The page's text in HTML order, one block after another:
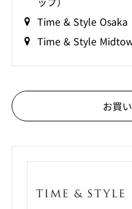
Time & Style Osaka
Time & Style
お買